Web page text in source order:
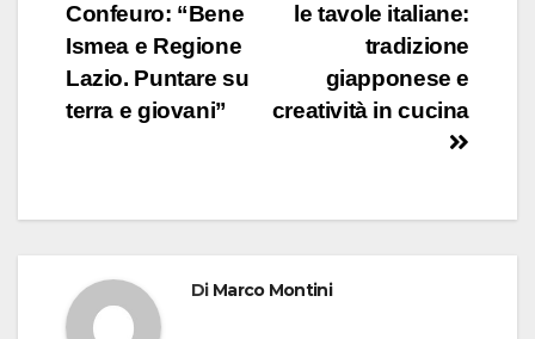
articoli
le tavole italiane:
tradizione
giapponese e
creatività in cucina
Confeuro: “Bene
Ismea e Regione
Lazio. Puntare su
terra e giovani”
Di Marco Montini